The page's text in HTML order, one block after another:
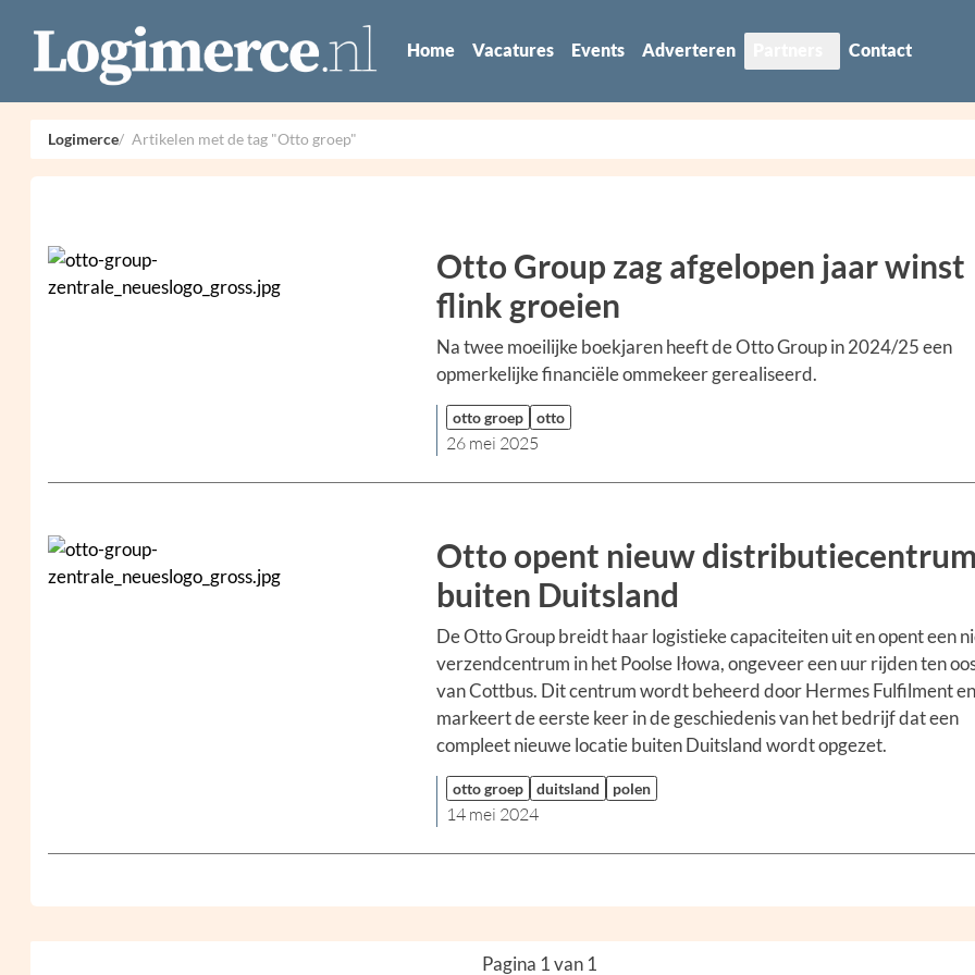
Home Vacatures Events Adverteren Contact
Logimerce Artikelen met de tag "Otto groep"
Otto Group zag afgelopen jaar winst
flink groeien
Na twee moeilijke boekjaren heeft de Otto Group in 2024/25 een
opmerkelijke financiële ommekeer gerealiseerd.
otto groep otto
26 mei 2025
Otto opent nieuw distributiecentrum
buiten Duitsland
De Otto Group breidt haar logistieke capaciteiten uit en opent een
verzendcentrum in het Poolse Iłowa, ongeveer een uur rijden ten
van Cottbus. Dit centrum wordt beheerd door Hermes Fulfilment en
markeert de eerste keer in de geschiedenis van het bedrijf dat een
compleet nieuwe locatie buiten Duitsland wordt opgezet.
otto groep duitsland polen
14 mei 2024
Pagina 1 van 1